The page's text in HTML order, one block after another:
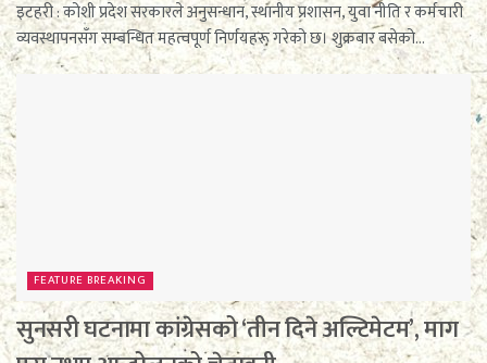
इटहरी : कोशी प्रदेश सरकारले अनुसन्धान, स्थानीय प्रशासन, युवा नीति र कर्मचारी
व्यवस्थापनसँग सम्बन्धित महत्वपूर्ण निर्णयहरू गरेको छ। शुक्रबार बसेको...
FEATURE BREAKING
सुनसरी घटनामा कांग्रेसको ‘तीन दिने अल्टिमेटम’, माग